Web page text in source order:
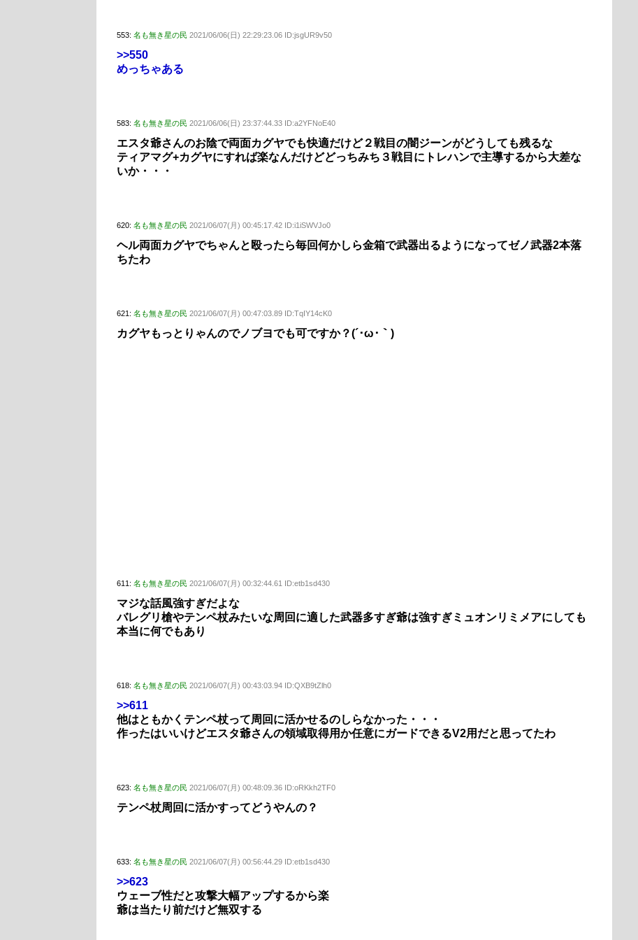
553: 名も無き星の民 2021/06/06(日) 22:29:23.06 ID:jsgUR9v50
>>550
めっちゃある
583: 名も無き星の民 2021/06/06(日) 23:37:44.33 ID:a2YFNoE40
エスタ爺さんのお陰で両面カグヤでも快適だけど２戦目の闇ジーンがどうしても残るな
ティアマグ+カグヤにすれば楽なんだけどどっちみち３戦目にトレハンで主導するから大差な
いか・・・
620: 名も無き星の民 2021/06/07(月) 00:45:17.42 ID:i1iSWVJo0
ヘル両面カグヤでちゃんと殴ったら毎回何かしら金箱で武器出るようになってゼノ武器2本落
ちたわ
621: 名も無き星の民 2021/06/07(月) 00:47:03.89 ID:TqIY14cK0
カグヤもっとりゃんのでノブヨでも可ですか？(´･ω･｀)
611: 名も無き星の民 2021/06/07(月) 00:32:44.61 ID:etb1sd430
マジな話風強すぎだよな
バレグリ槍やテンペ杖みたいな周回に適した武器多すぎ爺は強すぎミュオンリミメアにしても
本当に何でもあり
618: 名も無き星の民 2021/06/07(月) 00:43:03.94 ID:QXB9tZlh0
>>611
他はともかくテンペ杖って周回に活かせるのしらなかった・・・
作ったはいいけどエスタ爺さんの領域取得用か任意にガードできるV2用だと思ってたわ
623: 名も無き星の民 2021/06/07(月) 00:48:09.36 ID:oRKkh2TF0
テンペ杖周回に活かすってどうやんの？
633: 名も無き星の民 2021/06/07(月) 00:56:44.29 ID:etb1sd430
>>623
ウェーブ性だと攻撃大幅アップするから楽
爺は当たり前だけど無双する